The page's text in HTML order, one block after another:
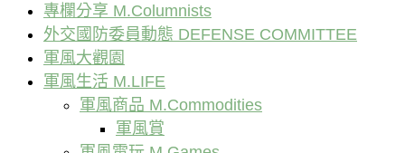
專欄分享 M.Columnists
外交國防委員動態 DEFENSE COMMITTEE
軍風大觀園
軍風生活 M.LIFE
軍風商品 M.Commodities
軍風賞